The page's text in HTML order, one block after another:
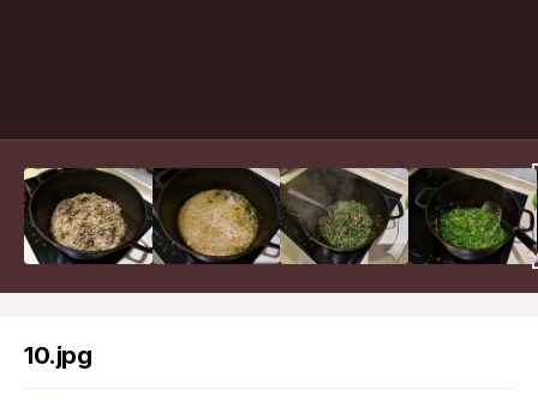
10.jpg